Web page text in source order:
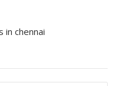
in chennai